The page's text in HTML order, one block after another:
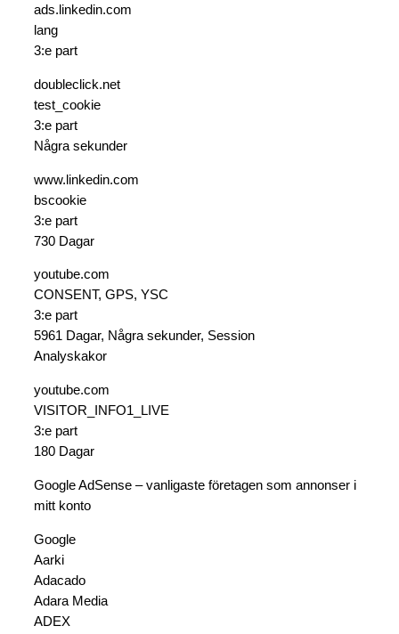
ads.linkedin.com
lang
3:e part
doubleclick.net
test_cookie
3:e part
Några sekunder
www.linkedin.com
bscookie
3:e part
730 Dagar
youtube.com
CONSENT, GPS, YSC
3:e part
5961 Dagar, Några sekunder, Session
Analyskakor
youtube.com
VISITOR_INFO1_LIVE
3:e part
180 Dagar
Google AdSense – vanligaste företagen som annonser i
mitt konto
Google
Aarki
Adacado
Adara Media
ADEX